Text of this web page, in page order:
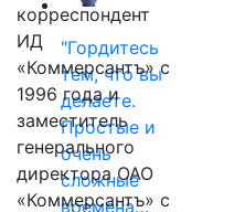
"Гордитесь
тем, что вы
делаете.
Простые и
очень
сложные
времена…
корреспондент
ИД
«Коммерсантъ» с
1996 года и
заместитель
генерального
директора ОАО
«Коммерсантъ» с